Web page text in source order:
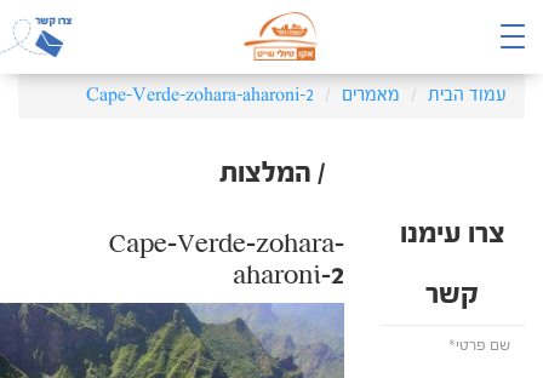
עמוד הבית מאמרים Cape-Verde-zohara-aharoni-2
/ המלצות
צרו עימנו
קשר
Cape-Verde-zohara-
aharoni-2